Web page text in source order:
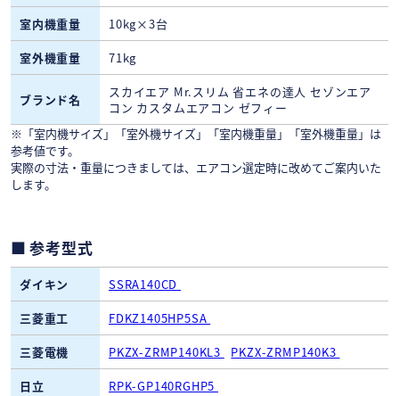
室内機重量
10kg×3台
室外機重量
71kg
ブランド名
スカイエア Mr.スリム 省エネの達人 セゾンエア
コン カスタムエアコン ゼフィー
※「室内機サイズ」「室外機サイズ」「室内機重量」「室外機重量」は
参考値です。
実際の寸法・重量につきましては、エアコン選定時に改めてご案内いた
します。
参考型式
ダイキン
SSRA140CD
三菱重工
FDKZ1405HP5SA
三菱電機
PKZX-ZRMP140KL3
PKZX-ZRMP140K3
日立
RPK-GP140RGHP5